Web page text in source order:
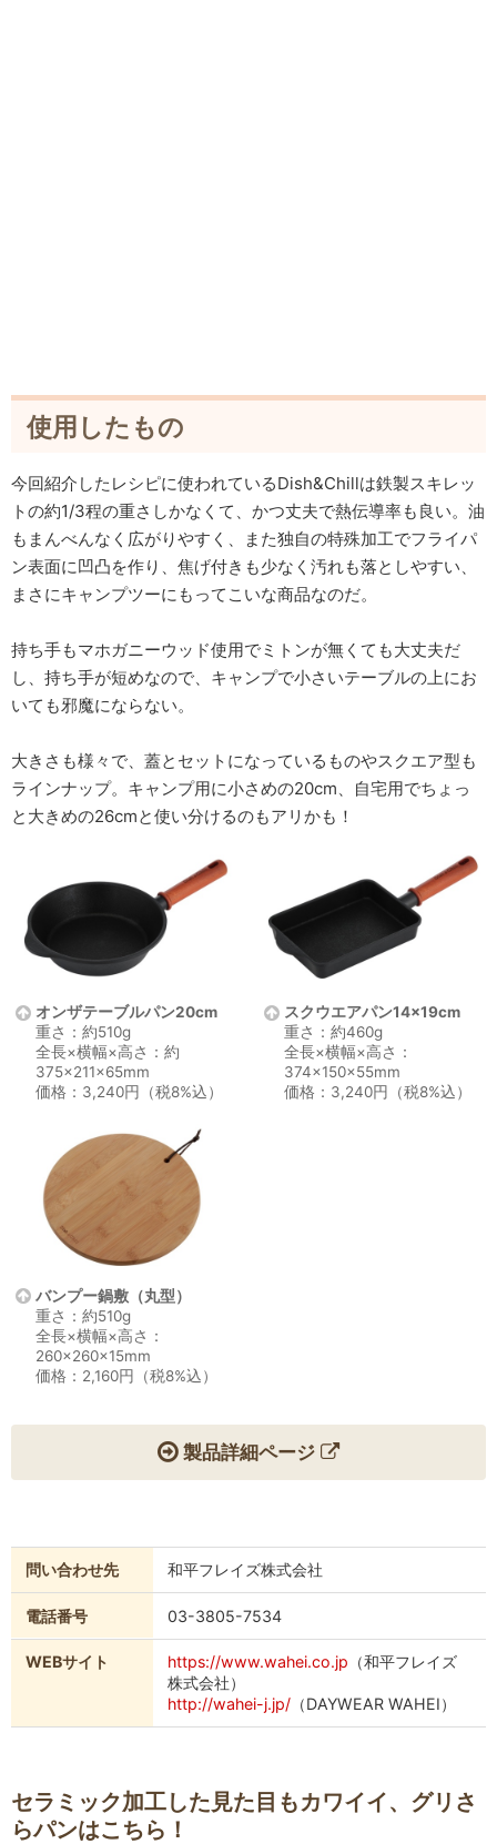
使用したもの
今回紹介したレシピに使われているDish&Chillは鉄製スキレッ
トの約1/3程の重さしかなくて、かつ丈夫で熱伝導率も良い。油
もまんべんなく広がりやすく、また独自の特殊加工でフライパ
ン表面に凹凸を作り、焦げ付きも少なく汚れも落としやすい、
まさにキャンプツーにもってこいな商品なのだ。
持ち手もマホガニーウッド使用でミトンが無くても大丈夫だ
し、持ち手が短めなので、キャンプで小さいテーブルの上にお
いても邪魔にならない。
大きさも様々で、蓋とセットになっているものやスクエア型も
ラインナップ。キャンプ用に小さめの20cm、自宅用でちょっ
と大きめの26cmと使い分けるのもアリかも！
オンザテーブルパン20cm
重さ：約510g
全長×横幅×高さ：約
375×211×65mm
価格：3,240円（税8%込）
スクウエアパン14×19cm
重さ：約460g
全長×横幅×高さ：
374×150×55mm
価格：3,240円（税8%込）
バンプー鍋敷（丸型）
重さ：約510g
全長×横幅×高さ：
260×260×15mm
価格：2,160円（税8%込）
製品詳細ページ
問い合わせ先 和平フレイズ株式会社
電話番号 03-3805-7534
WEBサイト https://www.wahei.co.jp （和平フレイズ
株式会社）
http://wahei-j.jp/ （DAYWEAR WAHEI）
セラミック加工した見た目もカワイイ、グリさ
らパンはこちら！